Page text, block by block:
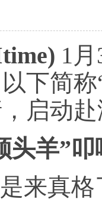
1
下简
启动
头羊”
来真格